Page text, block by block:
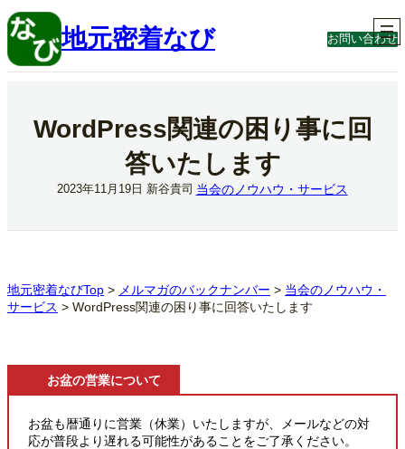
内
容
ス
地元密着なび お問い合わせ
WordPress関連の困り事に回
答いたします
2023年11月19日 新谷貴司 当会のノウハウ・サービス
地元密着なびTop > メルマガのバックナンバー > 当会のノウハウ・
サービス > WordPress関連の困り事に回答いたします
お盆の営業について
お盆も暦通りに営業（休業）いたしますが、メールなどの対
応が普段より遅れる可能性があることをご了承ください。